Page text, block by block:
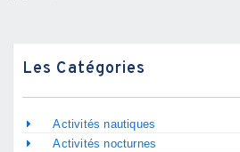
Les Catégories
Activités nautiques
Activités nocturnes